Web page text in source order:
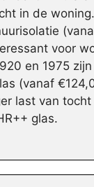
in de woning.
voor
en 1975
(vanaf
last van tocht
glas.